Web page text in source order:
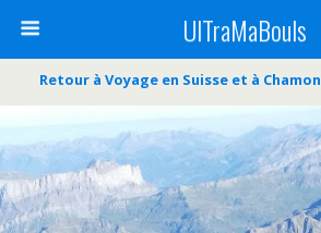
UlTraMaBouls
Retour à Voyage en Suisse et à